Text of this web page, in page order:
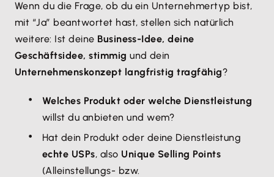
Wenn du die Frage, ob du ein Unternehmertyp bist,
mit “Ja” beantwortet hast, stellen sich natürlich
weitere: Ist deine Business-Idee, deine
Geschäftsidee, stimmig und dein
Unternehmenskonzept langfristig tragfähig?
Welches Produkt oder welche Dienstleistung
willst du anbieten und wem?
Hat dein Produkt oder deine Dienstleistung
echte USPs, also Unique Selling Points
(Alleinstellungs- bzw.